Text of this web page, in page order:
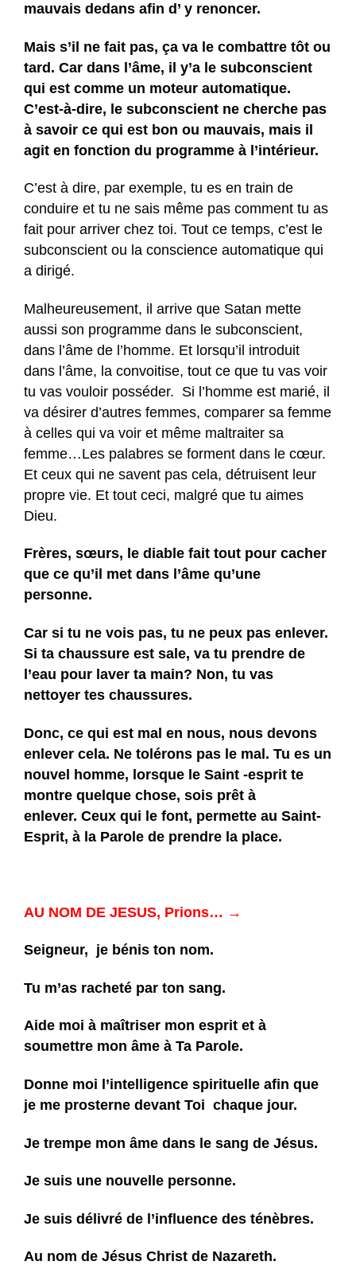
mauvais dedans afin d’ y renoncer.
Mais s’il ne fait pas, ça va le combattre tôt ou
tard. Car dans l’âme, il y’a le subconscient
qui est comme un moteur automatique.
C’est-à-dire, le subconscient ne cherche pas
à savoir ce qui est bon ou mauvais, mais il
agit en fonction du programme à l’intérieur.
C’est à dire, par exemple, tu es en train de
conduire et tu ne sais même pas comment tu as
fait pour arriver chez toi. Tout ce temps, c’est le
subconscient ou la conscience automatique qui
a dirigé.
Malheureusement, il arrive que Satan mette
aussi son programme dans le subconscient,
dans l’âme de l’homme. Et lorsqu’il introduit
dans l’âme, la convoitise, tout ce que tu vas voir
tu vas vouloir posséder. Si l’homme est marié, il
va désirer d’autres femmes, comparer sa femme
à celles qui va voir et même maltraiter sa
femme…Les palabres se forment dans le cœur.
Et ceux qui ne savent pas cela, détruisent leur
propre vie. Et tout ceci, malgré que tu aimes
Dieu.
Frères, sœurs, le diable fait tout pour cacher
que ce qu’il met dans l’âme qu’une
personne.
Car si tu ne vois pas, tu ne peux pas enlever.
Si ta chaussure est sale, va tu prendre de
l’eau pour laver ta main? Non, tu vas
nettoyer tes chaussures.
Donc, ce qui est mal en nous, nous devons
enlever cela. Ne tolérons pas le mal. Tu es un
nouvel homme, lorsque le Saint -esprit te
montre quelque chose, sois prêt à
enlever. Ceux qui le font, permette au Saint-
Esprit, à la Parole de prendre la place.
AU NOM DE JESUS, Prions… →
Seigneur, je bénis ton nom.
Tu m’as racheté par ton sang.
Aide moi à maîtriser mon esprit et à
soumettre mon âme à Ta Parole.
Donne moi l’intelligence spirituelle afin que
je me prosterne devant Toi chaque jour.
Je trempe mon âme dans le sang de Jésus.
Je suis une nouvelle personne.
Je suis délivré de l’influence des ténèbres.
Au nom de Jésus Christ de Nazareth.